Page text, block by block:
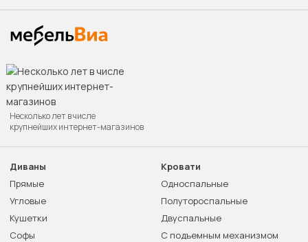
Несколько лет в числе
крупнейших интернет-магазинов
Диваны
Прямые
Угловые
Кушетки
Софы
Кровати
Односпальные
Полутороспальные
Двуспальные
С подъемным механизмом